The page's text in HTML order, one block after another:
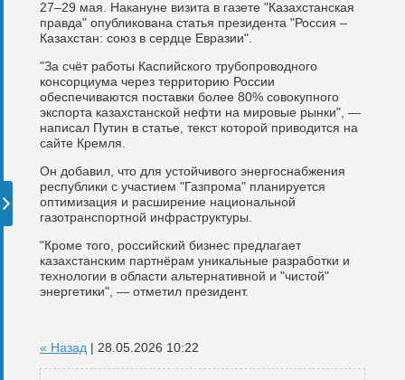
27–29 мая. Накануне визита в газете "Казахстанская
правда" опубликована статья президента "Россия –
Казахстан: союз в сердце Евразии".
"За счёт работы Каспийского трубопроводного
консорциума через территорию России
обеспечиваются поставки более 80% совокупного
экспорта казахстанской нефти на мировые рынки", —
написал Путин в статье, текст которой приводится на
сайте Кремля.
Он добавил, что для устойчивого энергоснабжения
республики с участием "Газпрома" планируется
оптимизация и расширение национальной
газотранспортной инфраструктуры.
"Кроме того, российский бизнес предлагает
казахстанским партнёрам уникальные разработки и
технологии в области альтернативной и "чистой"
энергетики", — отметил президент.
« Назад | 28.05.2026 10:22